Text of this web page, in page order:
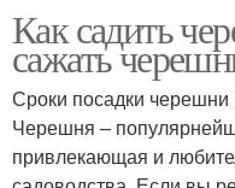
Как садить
сажать
Сроки посадки черешни
Черешня –
привлекающая и